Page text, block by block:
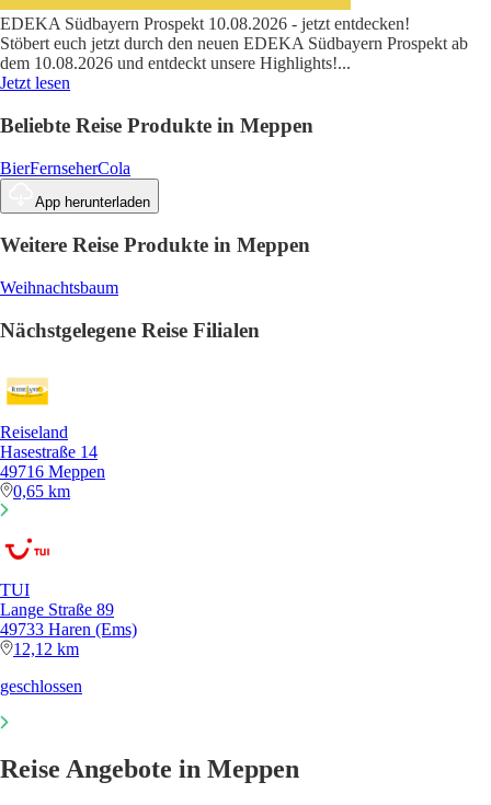
EDEKA Südbayern Prospekt 10.08.2026 - jetzt entdecken!
Stöbert euch jetzt durch den neuen EDEKA Südbayern Prospekt ab
dem 10.08.2026 und entdeckt unsere Highlights!...
Jetzt lesen
Beliebte Reise Produkte in Meppen
BierFernseherCola
App herunterladen
Weitere Reise Produkte in Meppen
Weihnachtsbaum
Nächstgelegene Reise Filialen
Reiseland
Hasestraße 14
49716 Meppen
0,65 km
TUI
Lange Straße 89
49733 Haren (Ems)
12,12 km
geschlossen
Reise Angebote in Meppen